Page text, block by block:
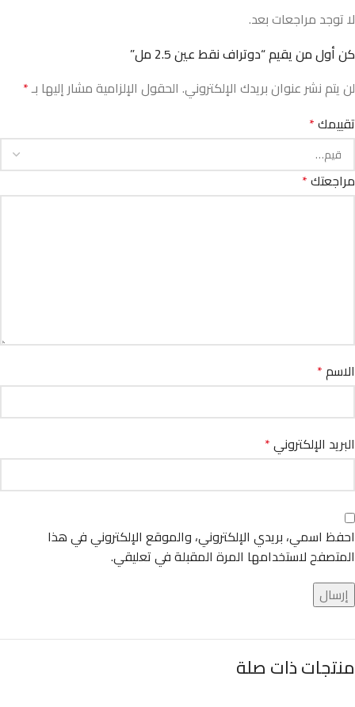
لا توجد مراجعات بعد.
كن أول من يقيم “دوتراف نقط عين 2.5 مل”
لن يتم نشر عنوان بريدك الإلكتروني. الحقول الإلزامية مشار إليها بـ*
تقييمك*
مراجعتك*
الاسم*
البريد الإلكتروني*
احفظ اسمي، بريدي الإلكتروني، والموقع الإلكتروني في هذا
المتصفح لاستخدامها المرة المقبلة في تعليقي.
منتجات ذات صلة